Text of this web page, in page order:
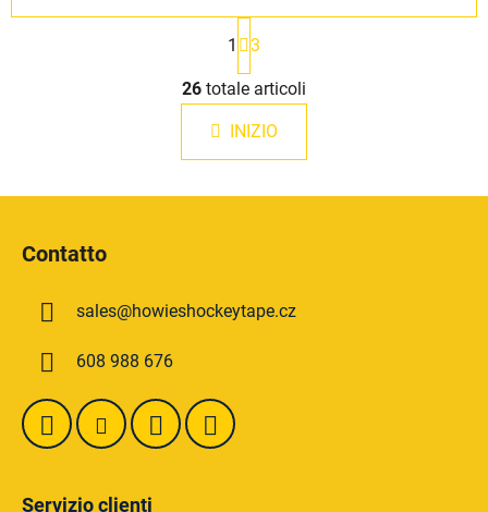
C
o
n
t
r
o
e
P
a
g
i
n
a
o
1 3
26 totale articoli
INIZIO
Contatto
sales@howieshockeytape.cz
608 988 676
Servizio clienti